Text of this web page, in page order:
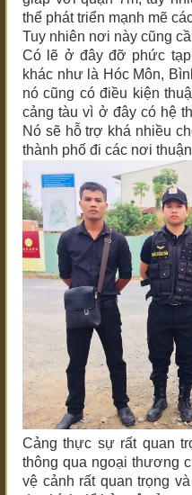
thể phát triển mạnh mẽ
Tuy nhiên nơi này cũng
Có lẽ ở đây đỡ phức
khác như là Hóc Môn,
nó cũng có điều kiện
cảng tàu vì ở đây có hệ
Nó sẽ hỗ trợ khá nhiều
thành phố đi các nơi
Cảng thực sự rất quan
thông qua ngoại thương
vệ cảnh rất quan trọng